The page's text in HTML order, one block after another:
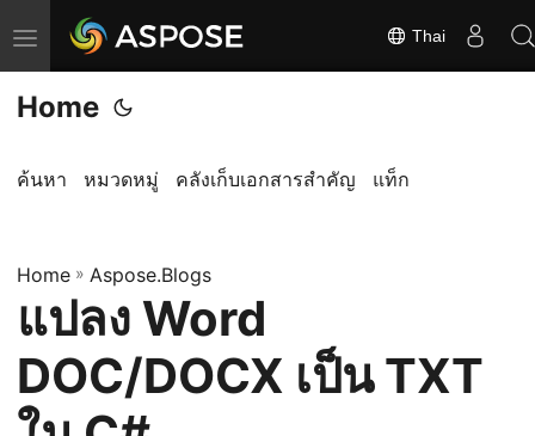
ส
ลั
บ
า
ท
า
ง
Thai
Home
ค้นหา หมวดหมู่ คลังเก็บเอกสารสำคัญ แท็ก
Home » Aspose.Blogs
แปลง Word
DOC/DOCX เป็น TXT